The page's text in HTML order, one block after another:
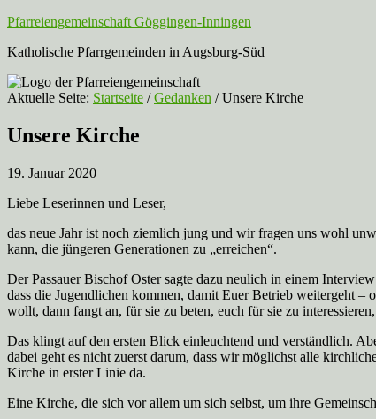
Pfarreiengemeinschaft Göggingen-Inningen
Katholische Pfarrgemeinden in Augsburg-Süd
Aktuelle Seite: Startseite / Gedanken /Unsere Kirche
Unsere Kirche
19. Januar 2020
Liebe Leserinnen und Leser,
das neue Jahr ist noch ziemlich jung und wir fragen uns wohl
kann, die jüngeren Generationen zu „erreichen“.
Der Passauer Bischof Oster sagte dazu neulich in einem
dass die Jugendlichen kommen, damit Euer Betrieb weitergeht
wollt, dann fangt an, für sie zu beten, euch für sie zu
Das klingt auf den ersten Blick einleuchtend und verständlich.
dabei geht es nicht zuerst darum, dass wir möglichst alle
Kirche in erster Linie da.
Eine Kirche, die sich vor allem um sich selbst, um ihre